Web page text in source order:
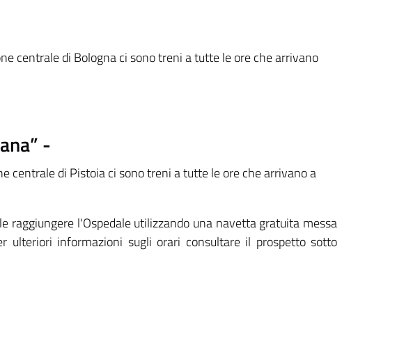
centrale di Bologna ci sono treni a tutte le ore che arrivano
-
centrale di Pistoia ci sono treni a tutte le ore che arrivano a
raggiungere l'Ospedale utilizzando una navetta gratuita messa
ulteriori informazioni sugli orari consultare il prospetto sotto